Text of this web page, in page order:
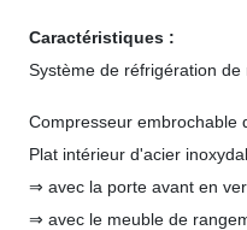
Caractéristiques :
Système de réfrigération
Compresseur embrochable
Plat intérieur d'acier
⇒ avec la porte avant en
⇒ avec le meuble de